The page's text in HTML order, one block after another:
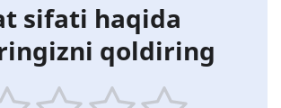
sifati haqida
qoldiring